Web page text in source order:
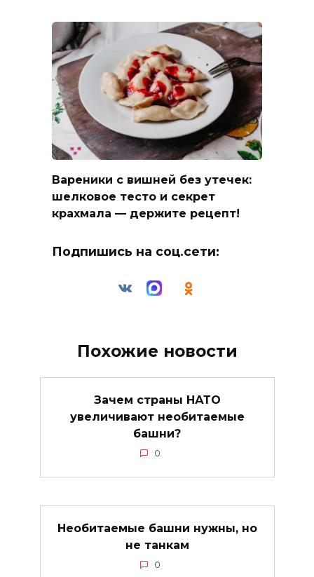
Вареники с вишней без утечек:
шелковое тесто и секрет
крахмала — держите рецепт!
Подпишись на соц.сети:
Похожие новости
Зачем страны НАТО
увеличивают необитаемые
башни?
0
Необитаемые башни нужны, но
не танкам
0